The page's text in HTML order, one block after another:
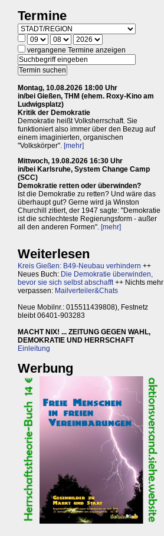
Termine
vergangene Termine anzeigen
Montag, 10.08.2026 18:00 Uhr
in/bei Gießen, THM (ehem. Roxy-Kino am
Ludwigsplatz)
Kritik der Demokratie
Demokratie heißt Volksherrschaft. Sie
funktioniert also immer über den Bezug auf
einem imaginierten, organischen
"Volkskörper". [mehr]
Mittwoch, 19.08.2026 16:30 Uhr
in/bei Karlsruhe, System Change Camp
(SCC)
Demokratie retten oder überwinden?
Ist die Demokratie zu retten? Und wäre das
überhaupt gut? Gerne wird ja Winston
Churchill zitiert, der 1947 sagte: "Demokratie
ist die schlechteste Regierungsform - außer
all den anderen Formen". [mehr]
Weiterlesen
Kreis Gießen: B49-Neubau verhindern ++
Neues Buch: Die Demokratie überwinden,
bevor sie sich selbst abschafft++ Nichts mehr
verpassen: Mailverteiler&Chats
Neue Mobilnr.: 015511439808), Festnetz
bleibt 06401-903283
MACHT NIX! ... ZEITUNG GEGEN WAHL,
DEMOKRATIE UND HERRSCHAFT
Einleitung
Werbung